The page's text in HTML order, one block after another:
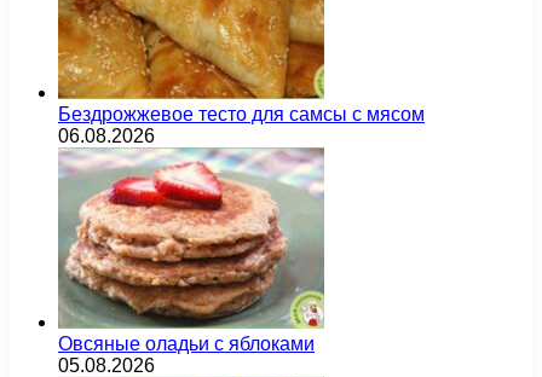
Бездрожжевое тесто для самсы с мясом
06.08.2026
Овсяные оладьи с яблоками
05.08.2026